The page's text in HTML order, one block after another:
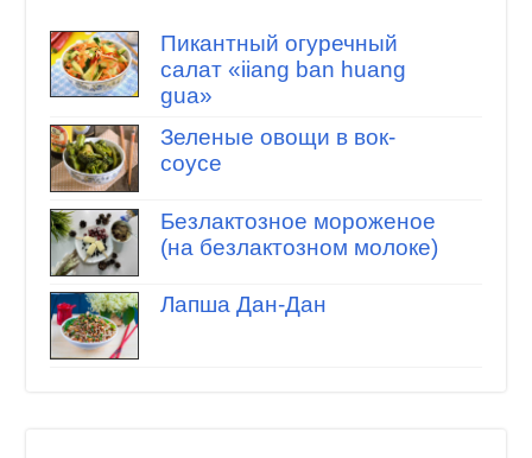
Пикантный огуречный
салат «iiang ban huang
gua»
Зеленые овощи в вок-
соусе
Безлактозное мороженое
(на безлактозном молоке)
Лапша Дан-Дан